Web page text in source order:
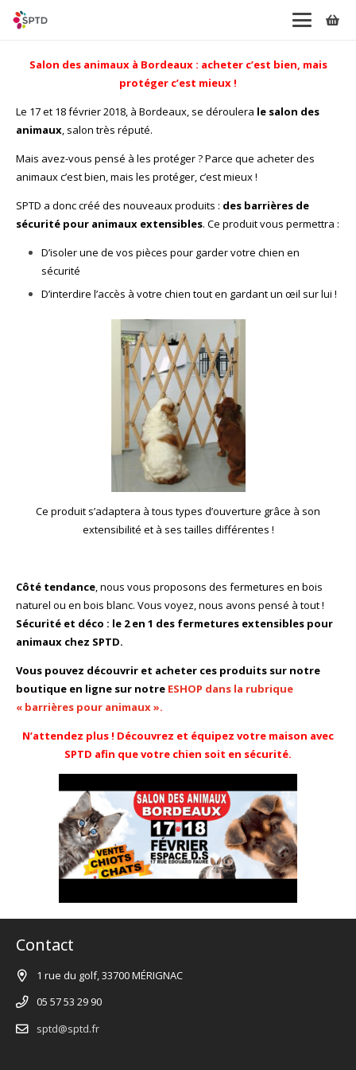
Salon des animaux à Bordeaux : acheter c’est bien, mais
protéger c’est mieux !
Le 17 et 18 février 2018, à Bordeaux, se déroulera le salon des
animaux , salon très réputé.
Mais avez-vous pensé à les protéger ? Parce que acheter des
animaux c’est bien, mais les protéger, c’est mieux !
SPTD a donc créé des nouveaux produits : des barrières de
sécurité pour animaux extensibles. Ce produit vous permettra :
D’isoler une de vos pièces pour garder votre chien en
sécurité
D’interdire l’accès à votre chien tout en gardant un œil sur lui !
Ce produit s’adaptera à tous types d’ouverture grâce à son
extensibilité et à ses tailles différentes !
Côté tendance, nous vous proposons des fermetures en bois
naturel ou en bois blanc. Vous voyez, nous avons pensé à tout !
Sécurité et déco : le 2 en 1 des fermetures extensibles pour
animaux chez SPTD.
Vous pouvez découvrir et acheter ces produits sur notre
boutique en ligne sur notre ESHOP dans la rubrique
« barrières pour animaux ».
N’attendez plus ! Découvrez et équipez votre maison avec
SPTD afin que votre chien soit en sécurité.
Contact
1 rue du golf, 33700 MÉRIGNAC
05 57 53 29 90
sptd@sptd.fr